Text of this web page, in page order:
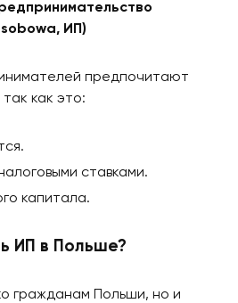
ИП)
предпочитают
так как это:
ставками.
капитала.
ИП в Польше?
гражданам Польши, но и